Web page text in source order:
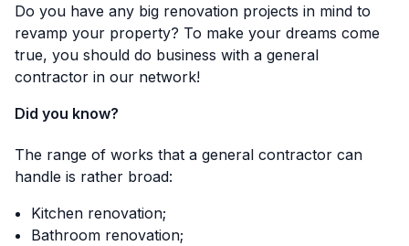
Do you have any big renovation projects in mind to
revamp your property? To make your dreams come
true, you should do business with a general
contractor in our network!
Did you know?
The range of works that a general contractor can
handle is rather broad:
Kitchen renovation;
Bathroom renovation;